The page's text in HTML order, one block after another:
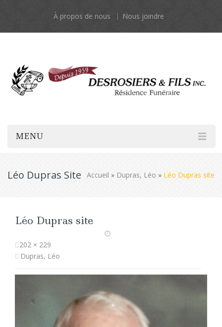
À propos de nous Nous joindre
MENU
Léo Dupras Site Accueil » Dupras, Léo » Léo Dupras site
Léo Dupras site
202 × 229
Dupras, Léo